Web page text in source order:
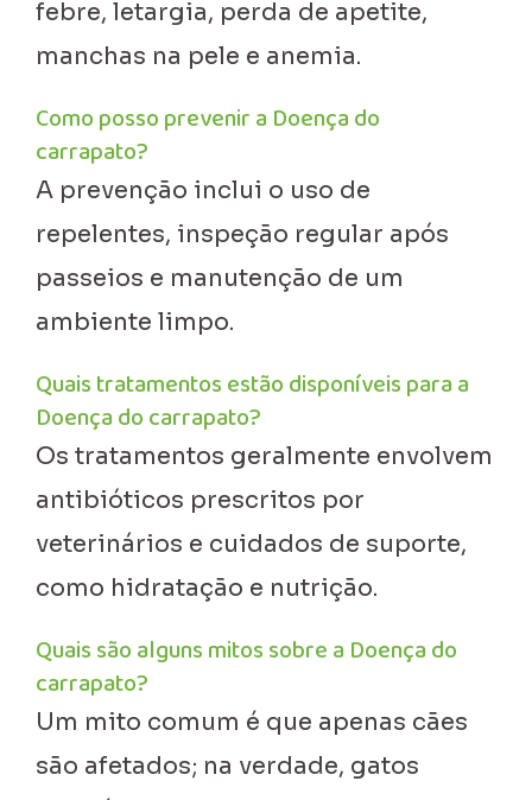
febre, letargia, perda de apetite,
manchas na pele e anemia.
Como posso prevenir a Doença do
carrapato?
A prevenção inclui o uso de
repelentes, inspeção regular após
passeios e manutenção de um
ambiente limpo.
Quais tratamentos estão disponíveis para a
Doença do carrapato?
Os tratamentos geralmente envolvem
antibióticos prescritos por
veterinários e cuidados de suporte,
como hidratação e nutrição.
Quais são alguns mitos sobre a Doença do
carrapato?
Um mito comum é que apenas cães
são afetados; na verdade, gatos